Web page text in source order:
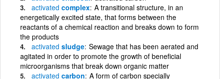
activated complex A transitional structure, in an
energetically excited state, that forms between the
reactants of a chemical reaction and breaks down to form
the products
activated sludge Sewage that has been aerated and
agitated in order to promote the growth of beneficial
microorganisms that break down organic matter
activated carbon A form of carbon specially